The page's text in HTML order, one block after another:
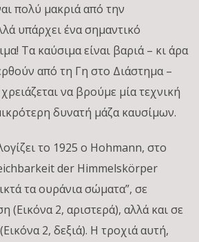
πολύ μακριά από την
υπάρχει ένα σημαντικό
Τα καύσιμα είναι βαριά – κι άρα
από τη Γη στο Διάστημα –
να βρούμε μία τεχνική
δυνατή μάζα καυσίμων.
το 1925 ο Hohmann, στο
der Himmelskörper
τα ουράνια σώματα”, σε
(Εικόνα 2, αριστερά), αλλά και σε
2, δεξιά). Η τροχιά αυτή,